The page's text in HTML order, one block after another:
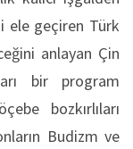
ele geçiren Türk
anlayan Çin
bir program
bozkırlıları
Budizm ve